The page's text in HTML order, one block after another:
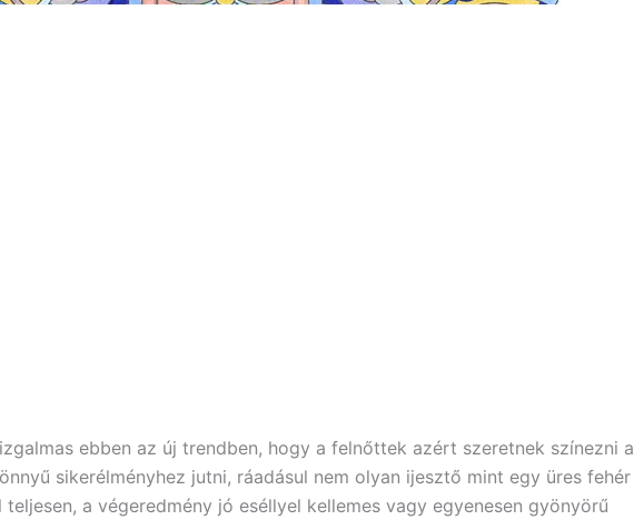
ebben az új trendben, hogy a felnőttek azért szeretnek színezni a
sikerélményhez jutni, ráadásul nem olyan ijesztő mint egy üres fehér
a végeredmény jó eséllyel kellemes vagy egyenesen gyönyörű